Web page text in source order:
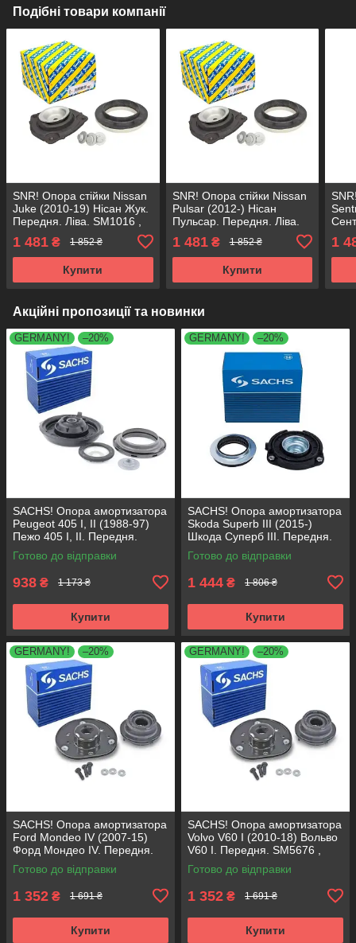
Подібні товари компанії
SNR! Опора стійки Nissan
Juke (2010-19) Нісан Жук.
Передня. Ліва. SM1016 ,
1 481 ₴ 1 852 ₴
Купити
SNR! Опора стійки Nissan
Pulsar (2012-) Нісан
Пульсар. Передня. Ліва.
1 481₴ 1 852 ₴
Купити
1
Акційні пропозиції та новинки
GERMANY! –20%
SACHS! Опора амортизатора
Peugeot 405 I, II (1988-97)
Пежо 405 I, II. Передня.
SM1553 , 803023 , KB659.36 ,
VKDA35336
Готово до відправки
938 ₴ 1 173 ₴
Купити
GERMANY! –20%
SACHS! Опора амортизатора
Skoda Superb III (2015-)
Шкода Суперб III. Передня.
803024 , KB657.27 ,
VKDA35167
Готово до відправки
1 444 ₴ 1 806 ₴
Купити
GERMANY! –20%
SACHS! Опора амортизатора
Ford Mondeo IV (2007-15)
Форд Мондео IV. Передня.
SM5676 , 803053 , KB652.30
Готово до відправки
1 352 ₴ 1 691 ₴
Купити
GERMANY! –20%
SACHS! Опора амортизатора
Volvo V60 I (2010-18) Вольво
V60 I. Передня. SM5676 ,
803053 , KB652.30
Готово до відправки
1 352 ₴ 1 691 ₴
Купити